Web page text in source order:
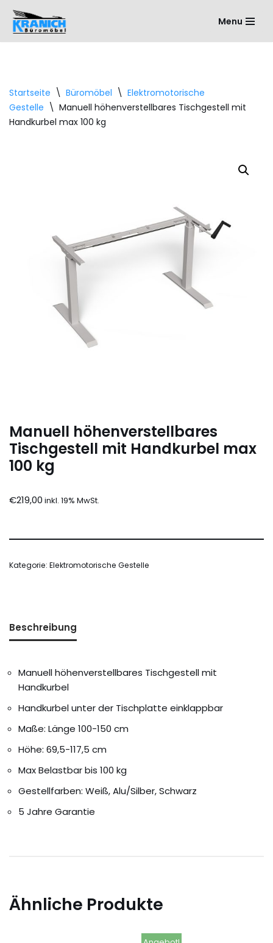
Zum
Menu
Startseite \ Büromöbel \ Elektromotorische
Gestelle \ Manuell höhenverstellbares Tischgestell mit
Handkurbel max 100 kg
Manuell höhenverstellbares
Tischgestell mit Handkurbel max
100 kg
€219,00
Kategorie: Elektromotorische Gestelle
Beschreibung
Manuell höhenverstellbares Tischgestell mit
Handkurbel
Handkurbel unter der Tischplatte einklappbar
Maße: Länge 100-150 cm
Höhe: 69,5-117,5 cm
Max Belastbar bis 100 kg
Gestellfarben: Weiß, Alu/Silber, Schwarz
5 Jahre Garantie
Ähnliche Produkte